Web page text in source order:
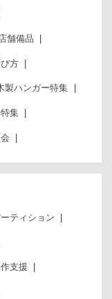
舗備品
方
製ハンガー特集
集
ティション
支援